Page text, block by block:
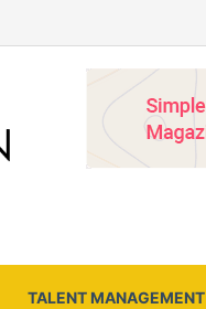
TALENT MANAGEMENT